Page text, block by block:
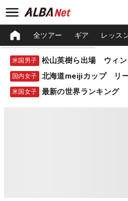
全ツアー ギア レッス
米国男子
国内女子 北海道meijiカップ リ
米国女子 最新の世界ランキング